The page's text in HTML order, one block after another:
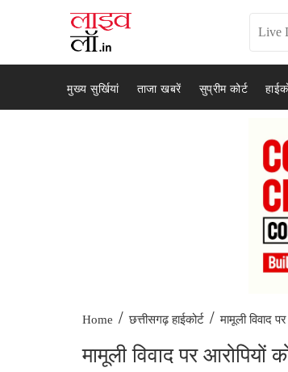
मुख्य सुर्खियां ताजा खबरें सुप्रीम कोर्ट
Home / छत्तीसगढ़ हाईकोर्ट / मामूली विवाद
मामूली विवाद पर आरोपियों